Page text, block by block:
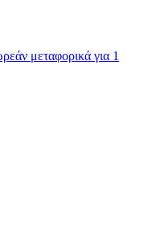
μεταφορικά για 1